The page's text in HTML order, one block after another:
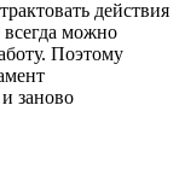
действия
всегда можно
Поэтому
заново